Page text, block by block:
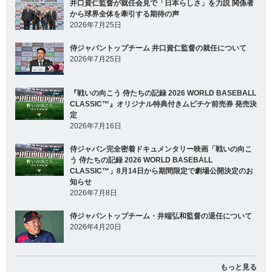
井口資仁監督が就任会見で「日本らしさ」を力説 関係者
から球界全体を牽引する期待の声
2026年7月25日
侍ジャパントップチーム 井口資仁監督の就任について
2026年7月25日
『戦いの向こう 侍たちの記録 2026 WORLD BASEBALL
CLASSIC™』オリジナル特典付きムビチケ前売券 発売決
定
2026年7月16日
侍ジャパン完全密着ドキュメンタリー映画「戦いの向こ
う 侍たちの記録 2026 WORLD BASEBALL
CLASSIC™」8月14日から期間限定で劇場公開決定のお
知らせ
2026年7月8日
侍ジャパントップチーム・井端弘和監督の退任について
2026年4月20日
もっと見る